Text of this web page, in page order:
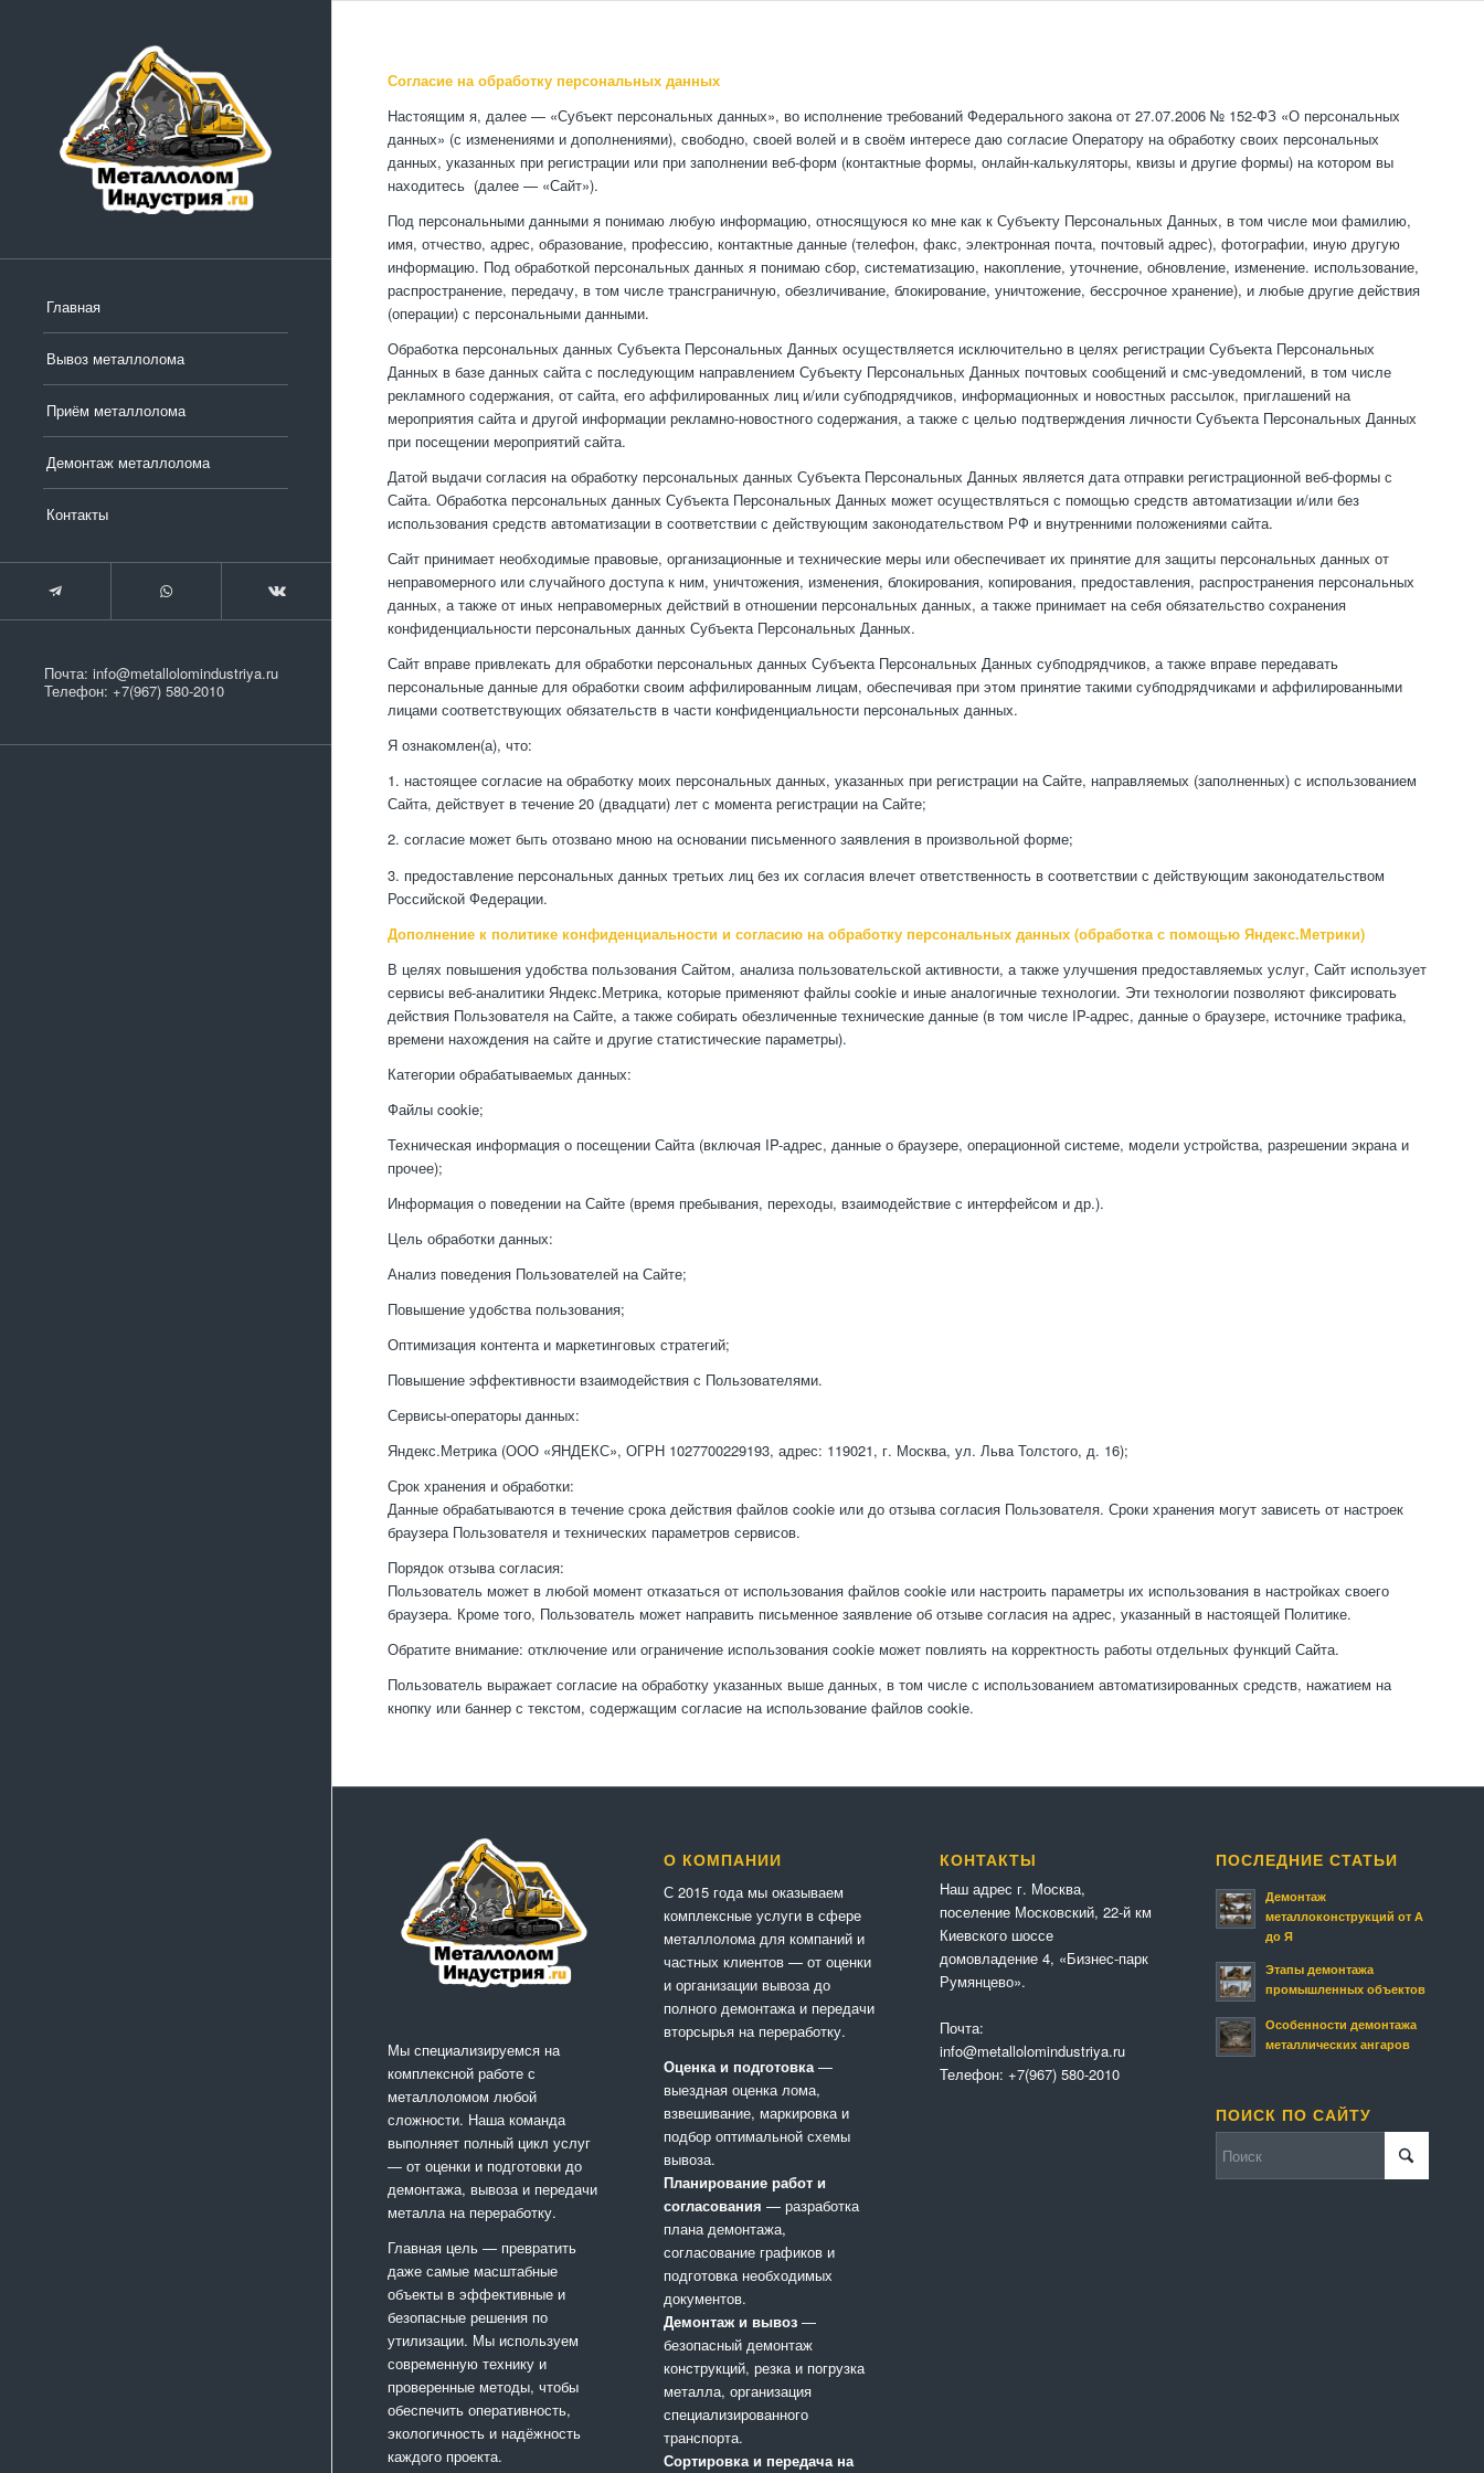
Главная
Вывоз металлолома
Приём металлолома
Демонтаж металлолома
Контакты
Почта: info@metallolomindustriya.ru
Телефон: +7(967) 580-2010
Согласие на обработку персональных данных
Настоящим я, далее — «Субъект персональных данных», во исполнение требований Федерального закона от 27.07.2006 № 152-ФЗ «О персональных
данных» (с изменениями и дополнениями), свободно, своей волей и в своём интересе даю согласие Оператору на обработку своих персональных
данных, указанных при регистрации или при заполнении веб-форм (контактные формы, онлайн-калькуляторы, квизы и другие формы) на котором вы
находитесь (далее — «Сайт»).
Под персональными данными я понимаю любую информацию, относящуюся ко мне как к Субъекту Персональных Данных, в том числе мои фамилию,
имя, отчество, адрес, образование, профессию, контактные данные (телефон, факс, электронная почта, почтовый адрес), фотографии, иную другую
информацию. Под обработкой персональных данных я понимаю сбор, систематизацию, накопление, уточнение, обновление, изменение. использование,
распространение, передачу, в том числе трансграничную, обезличивание, блокирование, уничтожение, бессрочное хранение), и любые другие действия
(операции) с персональными данными.
Обработка персональных данных Субъекта Персональных Данных осуществляется исключительно в целях регистрации Субъекта Персональных
Данных в базе данных сайта с последующим направлением Субъекту Персональных Данных почтовых сообщений и смс-уведомлений, в том числе
рекламного содержания, от сайта, его аффилированных лиц и/или субподрядчиков, информационных и новостных рассылок, приглашений на
мероприятия сайта и другой информации рекламно-новостного содержания, а также с целью подтверждения личности Субъекта Персональных Данных
при посещении мероприятий сайта.
Датой выдачи согласия на обработку персональных данных Субъекта Персональных Данных является дата отправки регистрационной веб-формы с
Сайта. Обработка персональных данных Субъекта Персональных Данных может осуществляться с помощью средств автоматизации и/или без
использования средств автоматизации в соответствии с действующим законодательством РФ и внутренними положениями сайта.
Сайт принимает необходимые правовые, организационные и технические меры или обеспечивает их принятие для защиты персональных данных от
неправомерного или случайного доступа к ним, уничтожения, изменения, блокирования, копирования, предоставления, распространения персональных
данных, а также от иных неправомерных действий в отношении персональных данных, а также принимает на себя обязательство сохранения
конфиденциальности персональных данных Субъекта Персональных Данных.
Сайт вправе привлекать для обработки персональных данных Субъекта Персональных Данных субподрядчиков, а также вправе передавать
персональные данные для обработки своим аффилированным лицам, обеспечивая при этом принятие такими субподрядчиками и аффилированными
лицами соответствующих обязательств в части конфиденциальности персональных данных.
Я ознакомлен(а), что:
1. настоящее согласие на обработку моих персональных данных, указанных при регистрации на Сайте, направляемых (заполненных) с использованием
Сайта, действует в течение 20 (двадцати) лет с момента регистрации на Сайте;
2. согласие может быть отозвано мною на основании письменного заявления в произвольной форме;
3. предоставление персональных данных третьих лиц без их согласия влечет ответственность в соответствии с действующим законодательством
Российской Федерации.
Дополнение к политике конфиденциальности и согласию на обработку персональных данных (обработка с помощью Яндекс.Метрики)
В целях повышения удобства пользования Сайтом, анализа пользовательской активности, а также улучшения предоставляемых услуг, Сайт использует
сервисы веб-аналитики Яндекс.Метрика, которые применяют файлы cookie и иные аналогичные технологии. Эти технологии позволяют фиксировать
действия Пользователя на Сайте, а также собирать обезличенные технические данные (в том числе IP-адрес, данные о браузере, источнике трафика,
времени нахождения на сайте и другие статистические параметры).
Категории обрабатываемых данных:
Файлы cookie;
Техническая информация о посещении Сайта (включая IP-адрес, данные о браузере, операционной системе, модели устройства, разрешении экрана и
прочее);
Информация о поведении на Сайте (время пребывания, переходы, взаимодействие с интерфейсом и др.).
Цель обработки данных:
Анализ поведения Пользователей на Сайте;
Повышение удобства пользования;
Оптимизация контента и маркетинговых стратегий;
Повышение эффективности взаимодействия с Пользователями.
Сервисы-операторы данных:
Яндекс.Метрика (ООО «ЯНДЕКС», ОГРН 1027700229193, адрес: 119021, г. Москва, ул. Льва Толстого, д. 16);
Срок хранения и обработки:
Данные обрабатываются в течение срока действия файлов cookie или до отзыва согласия Пользователя. Сроки хранения могут зависеть от настроек
браузера Пользователя и технических параметров сервисов.
Порядок отзыва согласия:
Пользователь может в любой момент отказаться от использования файлов cookie или настроить параметры их использования в настройках своего
браузера. Кроме того, Пользователь может направить письменное заявление об отзыве согласия на адрес, указанный в настоящей Политике.
Обратите внимание: отключение или ограничение использования cookie может повлиять на корректность работы отдельных функций Сайта.
Пользователь выражает согласие на обработку указанных выше данных, в том числе с использованием автоматизированных средств, нажатием на
кнопку или баннер с текстом, содержащим согласие на использование файлов cookie.
Мы специализируемся на
комплексной работе с
металлоломом любой
сложности. Наша команда
выполняет полный цикл услуг
— от оценки и подготовки до
демонтажа, вывоза и передачи
металла на переработку.
Главная цель — превратить
даже самые масштабные
объекты в эффективные и
безопасные решения по
утилизации. Мы используем
современную технику и
проверенные методы, чтобы
обеспечить оперативность,
экологичность и надёжность
каждого проекта.
О КОМПАНИИ
С 2015 года мы оказываем
комплексные услуги в сфере
металлолома для компаний и
частных клиентов — от оценки
и организации вывоза до
полного демонтажа и передачи
вторсырья на переработку.
Оценка и подготовка—
выездная оценка лома,
взвешивание, маркировка и
подбор оптимальной схемы
вывоза.
Планирование работ и
согласования — разработка
плана демонтажа,
согласование графиков и
подготовка необходимых
документов.
Демонтаж и вывоз—
безопасный демонтаж
конструкций, резка и погрузка
металла, организация
специализированного
транспорта.
Сортировка и передача на
КОНТАКТЫ
Наш адрес г. Москва,
поселение Московский, 22-й км
Киевского шоссе
домовладение 4, «Бизнес-парк
Румянцево».
Почта:
info@metallolomindustriya.ru
Телефон: +7(967) 580-2010
ПОСЛЕДНИЕ СТАТЬИ
Демонтаж
металлоконструкций от А
до Я
Этапы демонтажа
промышленных объектов
Особенности демонтажа
металлических ангаров
ПОИСК ПО САЙТУ